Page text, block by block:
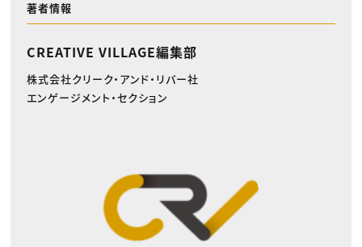
著者情報
CREATIVE VILLAGE編集部
株式会社クリーク・アンド・リバー社
エンゲージメント・セクション